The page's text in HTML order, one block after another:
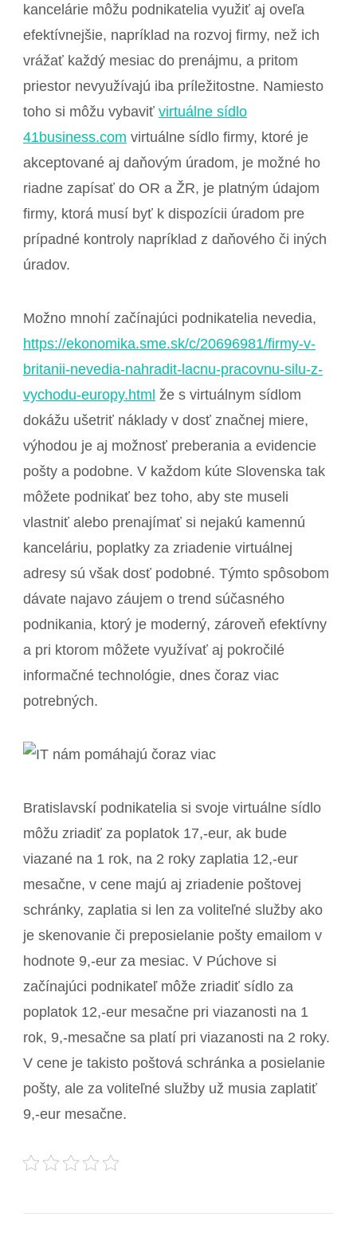
kancelárie môžu podnikatelia využiť aj oveľa
efektívnejšie, napríklad na rozvoj firmy, než ich
vrážať každý mesiac do prenájmu, a pritom
priestor nevyužívajú iba príležitostne. Namiesto
toho si môžu vybaviť virtuálne sídlo
41business.com virtuálne sídlo firmy, ktoré je
akceptované aj daňovým úradom, je možné ho
riadne zapísať do OR a ŽR, je platným údajom
firmy, ktorá musí byť k dispozícii úradom pre
prípadné kontroly napríklad z daňového či iných
úradov.
Možno mnohí začínajúci podnikatelia nevedia,
https://ekonomika.sme.sk/c/20696981/firmy-v-
britanii-nevedia-nahradit-lacnu-pracovnu-silu-z-
vychodu-europy.html že s virtuálnym sídlom
dokážu ušetriť náklady v dosť značnej miere,
výhodou je aj možnosť preberania a evidencie
pošty a podobne. V každom kúte Slovenska tak
môžete podnikať bez toho, aby ste museli
vlastniť alebo prenajímať si nejakú kamennú
kanceláriu, poplatky za zriadenie virtuálnej
adresy sú však dosť podobné. Týmto spôsobom
dávate najavo záujem o trend súčasného
podnikania, ktorý je moderný, zároveň efektívny
a pri ktorom môžete využívať aj pokročilé
informačné technológie, dnes čoraz viac
potrebných.
Bratislavskí podnikatelia si svoje virtuálne sídlo
môžu zriadiť za poplatok 17,-eur, ak bude
viazané na 1 rok, na 2 roky zaplatia 12,-eur
mesačne, v cene majú aj zriadenie poštovej
schránky, zaplatia si len za voliteľné služby ako
je skenovanie či preposielanie pošty emailom v
hodnote 9,-eur za mesiac. V Púchove si
začínajúci podnikateľ môže zriadiť sídlo za
poplatok 12,-eur mesačne pri viazanosti na 1
rok, 9,-mesačne sa platí pri viazanosti na 2 roky.
V cene je takisto poštová schránka a posielanie
pošty, ale za voliteľné služby už musia zaplatiť
9,-eur mesačne.